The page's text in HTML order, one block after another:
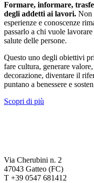
Formare, informare,
degli addetti ai lavori. Non
esperienze e conoscenze
passarlo a chi vuole
salute delle persone.
Questo uno degli obiettivi
fare cultura, generare
decorazione, diventare il
puntano a benessere e
Scopri di più
Via Cherubini n. 2
47043 Gatteo (FC)
T +39 0547 681412